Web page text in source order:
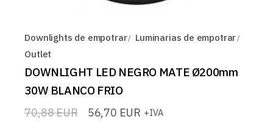
Downlights de empotrar
Luminarias de empotrar
Outlet
DOWNLIGHT LED NEGRO MATE Ø200mm
30W BLANCO FRIO
70,88EUR
El 56,70 EUR
El +IVA